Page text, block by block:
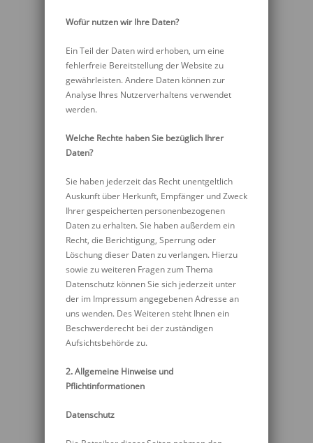
Wofür nutzen wir Ihre Daten?
Ein Teil der Daten wird erhoben, um eine
fehlerfreie Bereitstellung der Website zu
gewährleisten. Andere Daten können zur
Analyse Ihres Nutzerverhaltens verwendet
werden.
Welche Rechte haben Sie bezüglich Ihrer
Daten?
Sie haben jederzeit das Recht unentgeltlich
Auskunft über Herkunft, Empfänger und Zweck
Ihrer gespeicherten personenbezogenen
Daten zu erhalten. Sie haben außerdem ein
Recht, die Berichtigung, Sperrung oder
Löschung dieser Daten zu verlangen. Hierzu
sowie zu weiteren Fragen zum Thema
Datenschutz können Sie sich jederzeit unter
der im Impressum angegebenen Adresse an
uns wenden. Des Weiteren steht Ihnen ein
Beschwerderecht bei der zuständigen
Aufsichtsbehörde zu.
2. Allgemeine Hinweise und
Pflichtinformationen
Datenschutz